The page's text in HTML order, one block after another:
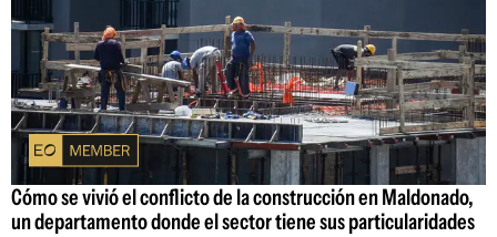
Cómo se vivió el conflicto de la construcción en Maldonado,
un departamento donde el sector tiene sus particularidades